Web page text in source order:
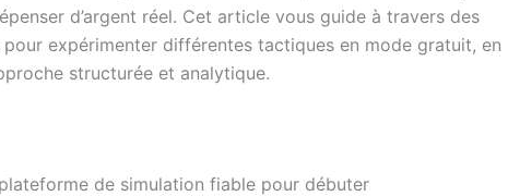
d’argent réel. Cet article vous guide à travers des
expérimenter différentes tactiques en mode gratuit, en
structurée et analytique.
de simulation fiable pour débuter